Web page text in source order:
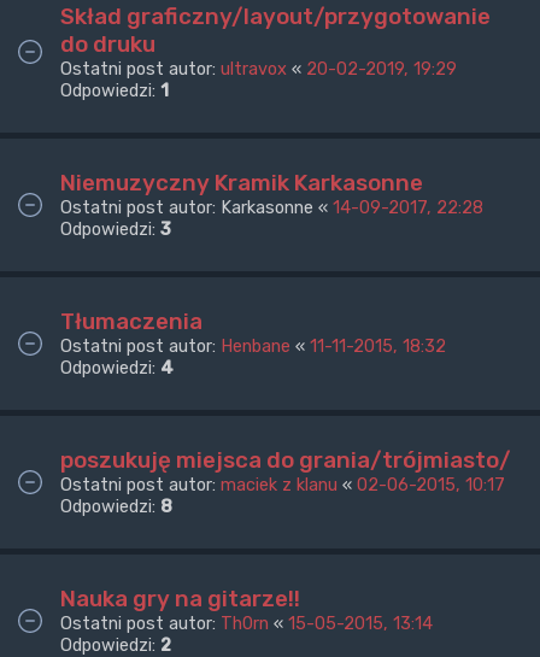
Skład graficzny/layout/przygotowanie
do druku
Ostatni post autor: ultravox « 20-02-2019, 19:29
Odpowiedzi: 1
Niemuzyczny Kramik Karkasonne
Ostatni post autor: Karkasonne « 14-09-2017, 22:28
Odpowiedzi: 3
Tłumaczenia
Ostatni post autor: Henbane « 11-11-2015, 18:32
Odpowiedzi: 4
poszukuję miejsca do grania/trójmiasto/
Ostatni post autor: maciek z klanu « 02-06-2015, 10:17
Odpowiedzi: 8
Nauka gry na gitarze!!
Ostatni post autor: Th0rn « 15-05-2015, 13:14
Odpowiedzi: 2